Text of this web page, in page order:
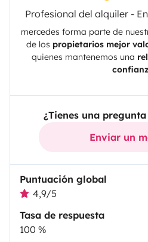
Profesional del alquiler -
mercedes forma parte de
de los propietarios mejor
quienes mantenemos una
¿Tienes una
Enviar un
Puntuación global
4,9/5
Tasa de respuesta
100 %